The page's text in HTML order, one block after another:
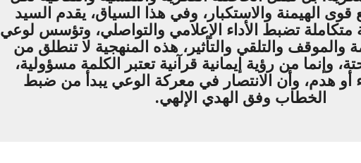
الهيمنة والاستكبار، وفي هذا السياق، يقدم السيد
متكاملة تضبط الأداء الإعلامي والتواصلي، وتؤسس لوعي
والتلقي والتأثير، هذه المنهجية لا تنطلق من
وإنما من رؤية إيمانية قرآنية تعتبر الكلمة مسؤولية،
أو هدم، وأن الانتصار في معركة الوعي يبدأ من ضبط
الخطاب وفق الهدي الإلهي.